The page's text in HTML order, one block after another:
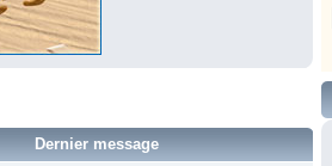
Dernier message